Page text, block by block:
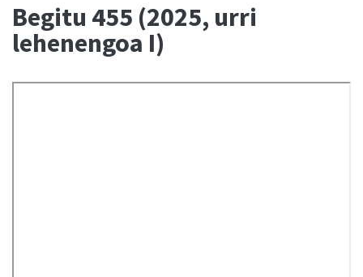
Begitu 455 (2025, urri
lehenengoa I)